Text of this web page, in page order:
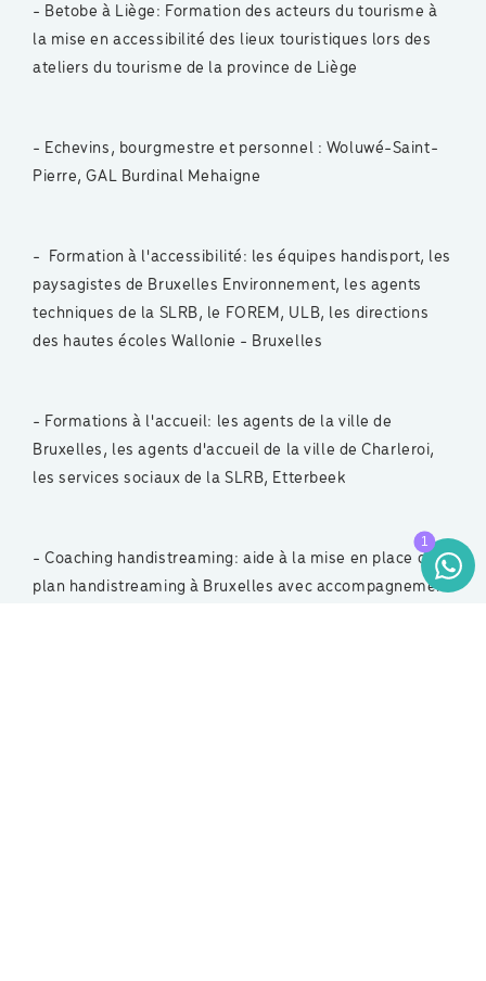
- Betobe à Liège: Formation des acteurs du tourisme à
la mise en accessibilité des lieux touristiques lors des
ateliers du tourisme de la province de Liège
- Echevins, bourgmestre et personnel : Woluwé-Saint-
Pierre, GAL Burdinal Mehaigne
- Formation à l'accessibilité: les équipes handisport, les
paysagistes de Bruxelles Environnement, les agents
techniques de la SLRB, le FOREM, ULB, les directions
des hautes écoles Wallonie - Bruxelles
- Formations à l'accueil: les agents de la ville de
Bruxelles, les agents d'accueil de la ville de Charleroi,
les services sociaux de la SLRB, Etterbeek
- Coaching handistreaming: aide à la mise en place du
plan handistreaming à Bruxelles avec accompagnement